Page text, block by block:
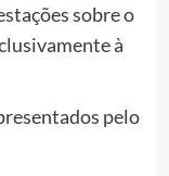
sobre o
à
pelo